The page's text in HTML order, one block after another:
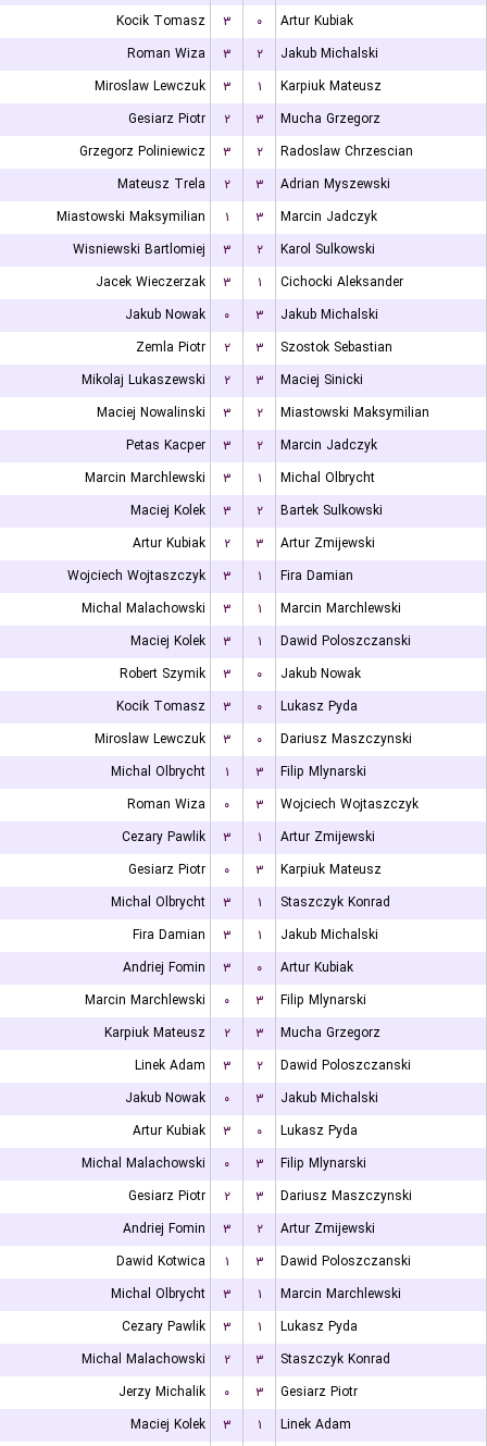
Kocik Tomasz
۳ ۰
Artur Kubiak
Roman Wiza
۳ ۲
Jakub Michalski
Miroslaw Lewczuk
۳ ۱
Karpiuk Mateusz
Gesiarz Piotr
۲ ۳
Mucha Grzegorz
Grzegorz Poliniewicz
۳ ۲
Radoslaw Chrzescian
Mateusz Trela
۲ ۳
Adrian Myszewski
Miastowski Maksymilian
۱ ۳
Marcin Jadczyk
Wisniewski Bartlomiej
۳ ۲
Karol Sulkowski
Jacek Wieczerzak
۳ ۱
Cichocki Aleksander
Jakub Nowak
۰ ۳
Jakub Michalski
Zemla Piotr
۲ ۳
Szostok Sebastian
Mikolaj Lukaszewski
۲ ۳
Maciej Sinicki
Maciej Nowalinski
۳ ۲
Miastowski Maksymilian
Petas Kacper
۳ ۲
Marcin Jadczyk
Marcin Marchlewski
۳ ۱
Michal Olbrycht
Maciej Kolek
۳ ۲
Bartek Sulkowski
Artur Kubiak
۲ ۳
Artur Zmijewski
Wojciech Wojtaszczyk
۳ ۱
Fira Damian
Michal Malachowski
۳ ۱
Marcin Marchlewski
Maciej Kolek
۳ ۱
Dawid Poloszczanski
Robert Szymik
۳ ۰
Jakub Nowak
Kocik Tomasz
۳ ۰
Lukasz Pyda
Miroslaw Lewczuk
۳ ۰
Dariusz Maszczynski
Michal Olbrycht
۱ ۳
Filip Mlynarski
Roman Wiza
۰ ۳
Wojciech Wojtaszczyk
Cezary Pawlik
۳ ۱
Artur Zmijewski
Gesiarz Piotr
۰ ۳
Karpiuk Mateusz
Michal Olbrycht
۳ ۱
Staszczyk Konrad
Fira Damian
۳ ۱
Jakub Michalski
Andriej Fomin
۳ ۰
Artur Kubiak
Marcin Marchlewski
۰ ۳
Filip Mlynarski
Karpiuk Mateusz
۲ ۳
Mucha Grzegorz
Linek Adam
۳ ۲
Dawid Poloszczanski
Jakub Nowak
۰ ۳
Jakub Michalski
Artur Kubiak
۳ ۰
Lukasz Pyda
Michal Malachowski
۰ ۳
Filip Mlynarski
Gesiarz Piotr
۲ ۳
Dariusz Maszczynski
Andriej Fomin
۳ ۲
Artur Zmijewski
Dawid Kotwica
۱ ۳
Dawid Poloszczanski
Michal Olbrycht
۳ ۱
Marcin Marchlewski
Cezary Pawlik
۳ ۱
Lukasz Pyda
Michal Malachowski
۲ ۳
Staszczyk Konrad
Jerzy Michalik
۰ ۳
Gesiarz Piotr
Maciej Kolek
۳ ۱
Linek Adam